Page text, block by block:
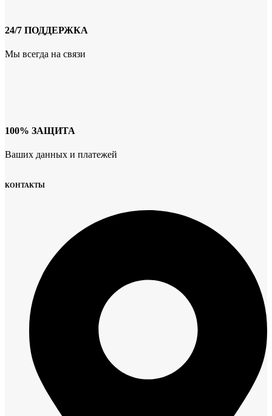
24/7 ПОДДЕРЖКА
Мы всегда на связи
100% ЗАЩИТА
Ваших данных и платежей
КОНТАКТЫ